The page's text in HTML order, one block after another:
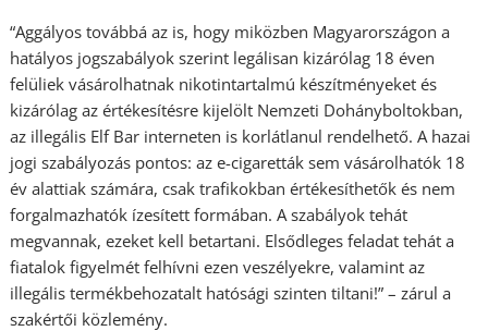
“Aggályos továbbá az is, hogy miközben Magyarországon a
hatályos jogszabályok szerint legálisan kizárólag 18 éven
felüliek vásárolhatnak nikotintartalmú készítményeket és
kizárólag az értékesítésre kijelölt Nemzeti Dohányboltokban,
az illegális Elf Bar interneten is korlátlanul rendelhető. A hazai
jogi szabályozás pontos: az e-cigaretták sem vásárolhatók 18
év alattiak számára, csak trafikokban értékesíthetők és nem
forgalmazhatók ízesített formában. A szabályok tehát
megvannak, ezeket kell betartani. Elsődleges feladat tehát a
fiatalok figyelmét felhívni ezen veszélyekre, valamint az
illegális termékbehozatalt hatósági szinten tiltani!” – zárul a
szakértői közlemény.